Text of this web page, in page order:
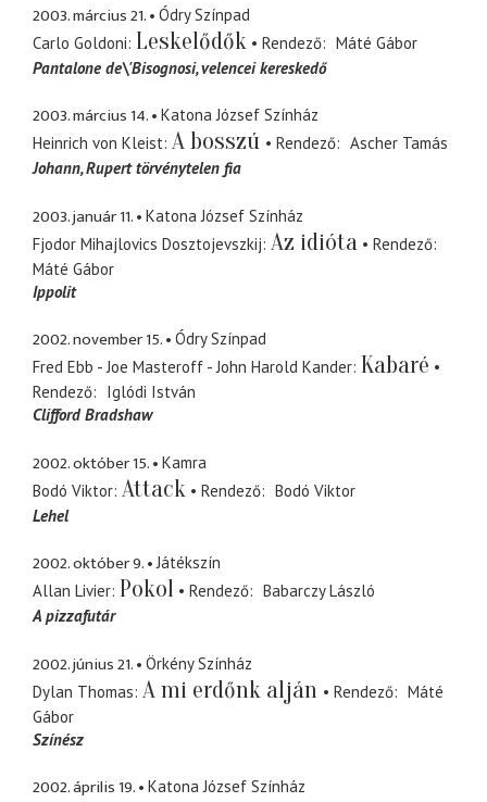
2003. március 21.
Ódry Színpad
Carlo Goldoni Leskelődők Rendező
Máté Gábor
Pantalone de\'Bisognosi velencei kereskedő
2003. március 14.
Katona József Színház
Heinrich von Kleist A bosszú Rendező
Ascher Tamás
Johann Rupert törvénytelen fia
2003. január 11.
Katona József Színház
Fjodor Mihajlovics Dosztojevszkij Az idióta
Rendező
Máté Gábor
Ippolit
2002. november 15.
Ódry Színpad
Fred Ebb - Joe Masteroff - John Harold Kander Kabaré
Rendező
Iglódi István
Clifford Bradshaw
2002. október 15.
Kamra
Bodó Viktor Attack Rendező
Bodó Viktor
Lehel
2002. október 9.
Játékszín
Allan Livier Pokol Rendező
Babarczy László
A pizzafutár
2002. június 21.
Örkény Színház
Dylan Thomas A mi erdőnk alján Rendező
Máté
Gábor
Színész
2002. április 19. Katona József Színház